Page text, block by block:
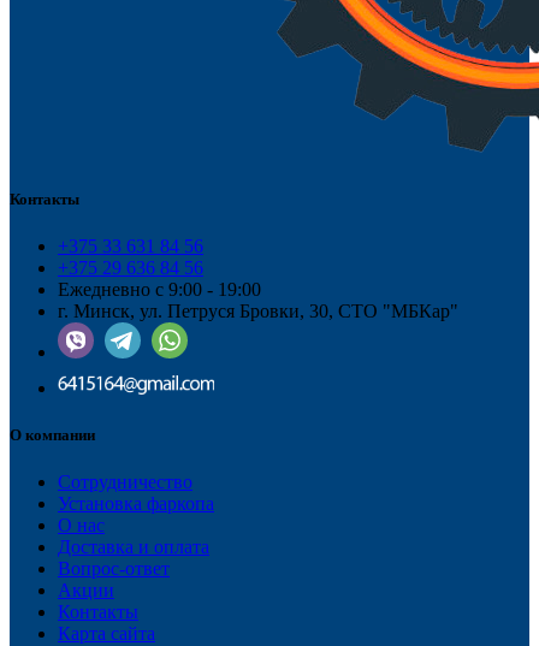
Контакты
+375 33 631 84 56
+375 29 636 84 56
Ежедневно с 9:00 - 19:00
г. Минск, ул. Петруся Бровки, 30, СТО "МБКар"
О компании
Сотрудничество
Установка фаркопа
О нас
Доставка и оплата
Вопрос-ответ
Акции
Контакты
Карта сайта